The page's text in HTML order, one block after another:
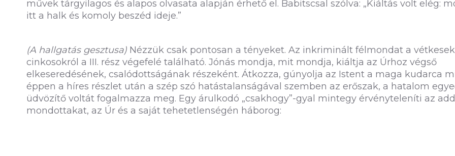
művek tárgyilagos és alapos olvasata alapján érhető el. Babitscsal szólva: „Kiáltás volt elég:
itt a halk és komoly beszéd ideje.”
(A hallgatás gesztusa) Nézzük csak pontosan a tényeket. Az inkriminált félmondat a
cinkosokról a III. rész végefelé található. Jónás mondja, mit mondja, kiáltja az Úrhoz végső
elkeseredésének, csalódottságának részeként. Átkozza, gúnyolja az Istent a maga kudarca
éppen a híres részlet után a szép szó hatástalanságával szemben az erőszak, a hatalom
üdvözítő voltát fogalmazza meg. Egy árulkodó „csakhogy”-gyal mintegy érvényteleníti az
mondottakat, az Úr és a saját tehetetlenségén háborog: